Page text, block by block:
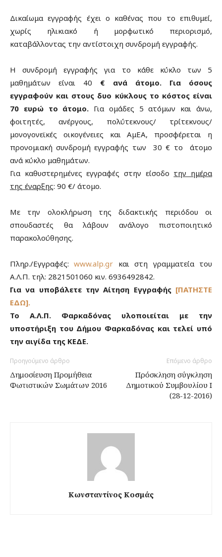
Δικαίωμα εγγραφής έχει ο καθένας που το επιθυμεί,
χωρίς ηλικιακό ή μορφωτικό περιορισμό,
καταβάλλοντας την αντίστοιχη συνδρομή εγγραφής.
Η συνδρομή εγγραφής για το κάθε κύκλο των 5
μαθημάτων είναι 40 € ανά άτομο. Για όσους
εγγραφούν και στους δυο κύκλους το κόστος είναι
70 ευρώ το άτομο. Για ομάδες 5 ατόμων και άνω,
φοιτητές, ανέργους, πολύτεκνους/ τρίτεκνους/
μονογονεϊκές οικογένειες και ΑμΕΑ, προσφέρεται η
προνομιακή συνδρομή εγγραφής των 30 € το άτομο
ανά κύκλο μαθημάτων.
Για καθυστερημένες εγγραφές στην είσοδο την ημέρα
της έναρξης: 90 €/ άτομο.
Με την ολοκλήρωση της διδακτικής περιόδου οι
σπουδαστές θα λάβουν ανάλογο πιστοποιητικό
παρακολούθησης.
Πληρ./Εγγραφές:www.alp.gr και στη γραμματεία του
Α.Λ.Π. τηλ: 2821501060 κιν. 6936492842.
Για να υποβάλετε την Αίτηση Εγγραφής [ΠΑΤΗΣΤΕ
ΕΔΩ].
Το Α.Λ.Π. Φαρκαδόνας υλοποιείται με την
υποστήριξη του Δήμου Φαρκαδόνας και τελεί υπό
την αιγίδα της ΚΕΔΕ.
Προηγούμενο άρθρο
Δημοσίευση Προμήθεια
Φωτιστικών Σωμάτων 2016
Επόμενο άρθρο
Πρόσκληση σύγκληση
Δημοτικού Συμβουλίου Ι
(28-12-2016)
Κωνσταντίνος Κοσμάς